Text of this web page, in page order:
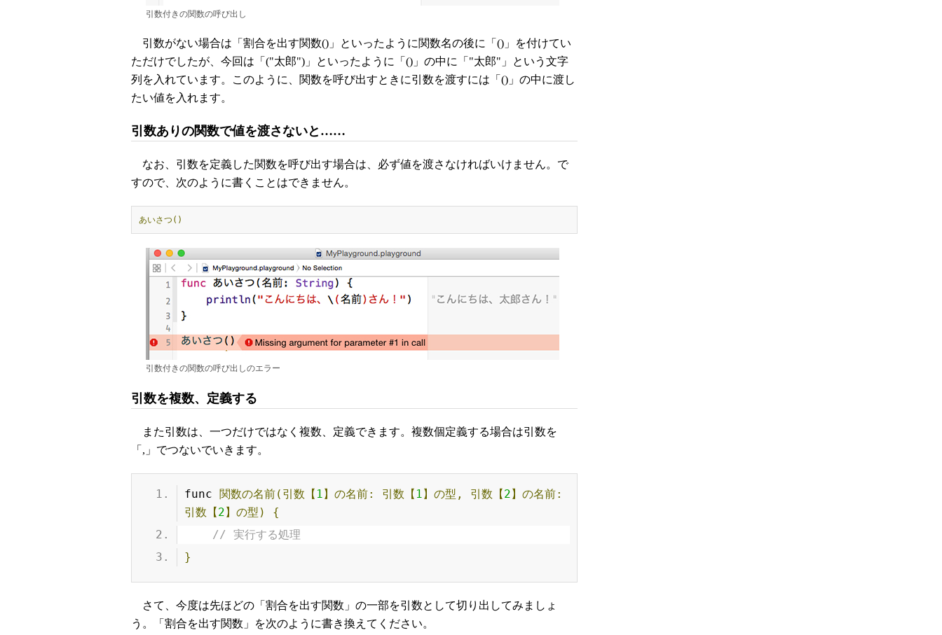
引数付きの関数の呼び出し
引数がない場合は「割合を出す関数()」といったように関数名の後に「()」を付けてい
ただけでしたが、今回は「("太郎")」といったように「()」の中に「"太郎"」という文字
列を入れています。このように、関数を呼び出すときに引数を渡すには「()」の中に渡し
たい値を入れます。
引数ありの関数で値を渡さないと……
なお、引数を定義した関数を呼び出す場合は、必ず値を渡さなければいけません。で
すので、次のように書くことはできません。
あいさつ()
引数付きの関数の呼び出しのエラー
引数を複数、定義する
また引数は、一つだけではなく複数、定義できます。複数個定義する場合は引数を
「,」でつないでいきます。
func 関数の名前(引数【 1】の名前: 引数【 1】の型, 引数【2】の名前:
引数【2】の型)
{
// 実行する処理
}
さて、今度は先ほどの「割合を出す関数」の一部を引数として切り出してみましょ
う。「割合を出す関数」を次のように書き換えてください。